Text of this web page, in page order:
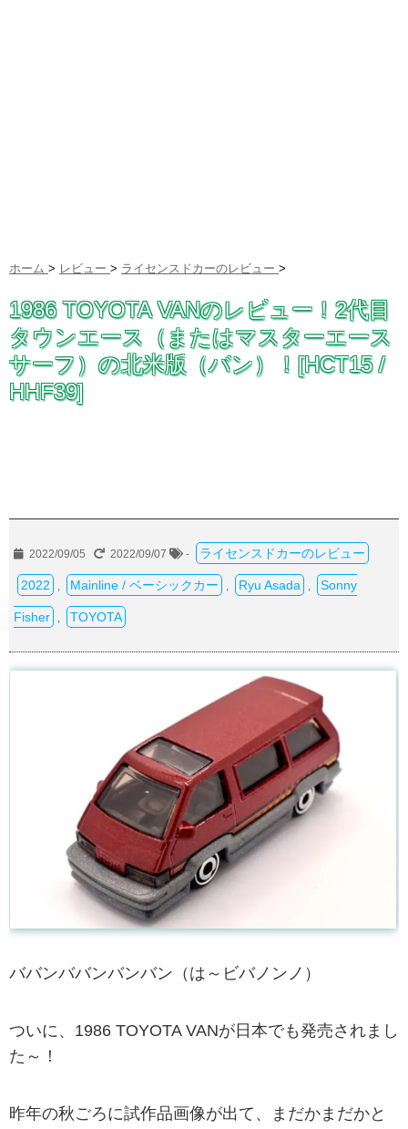
ホーム > レビュー > ライセンスドカーのレビュー >
1986 TOYOTA VANのレビュー！2代目
タウンエース（またはマスターエース
サーフ）の北米版（バン）！[HCT15 /
HHF39]
2022/09/05 2022/09/07 - ライセンスドカーのレビュー
2022 Mainline / ベーシックカー Ryu Asada Sonny
Fisher TOYOTA
ババンババンバンバン（は～ビバノンノ）
ついに、1986 TOYOTA VANが日本でも発売されまし
た～！
昨年の秋ごろに試作品画像が出て、まだかまだかと